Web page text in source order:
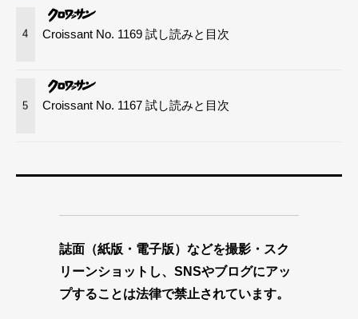
4 Croissant No. 1169 試し読みと目次
5 Croissant No. 1167 試し読みと目次
誌面（紙版・電子版）などを撮影・スク
リーンショットし、SNSやブログにアッ
プすることは法律で禁止されています。